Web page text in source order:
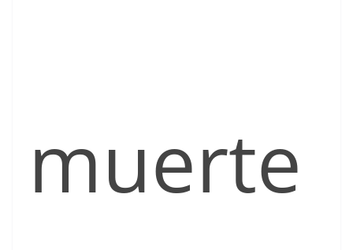
muerte